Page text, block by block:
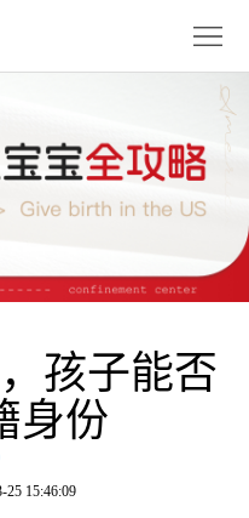
孩子能否
身份
15:46:09